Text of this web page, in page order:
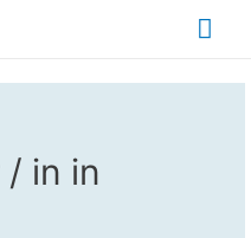
/ in in